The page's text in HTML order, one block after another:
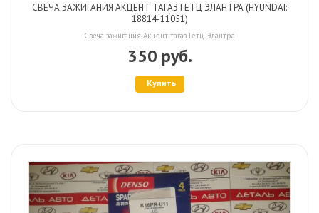
СВЕЧА ЗАЖИГАНИЯ АКЦЕНТ ТАГАЗ ГЕТЦ ЭЛАНТРА (HYUNDAI:
18814-11051)
Свеча зажигания Акцент тагаз Гетц Элантра
350 руб.
Купить